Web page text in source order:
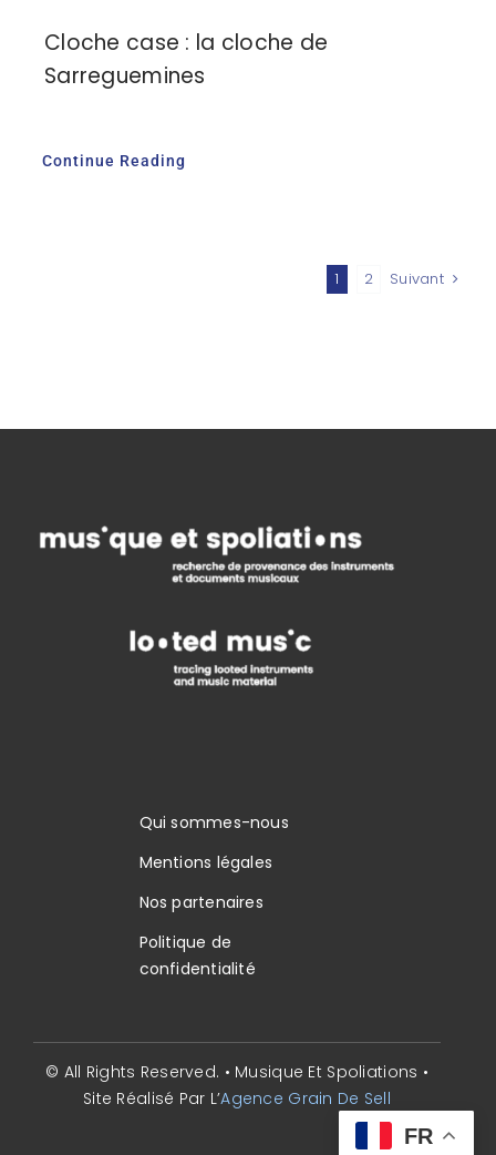
Cloche case : la cloche de
Sarreguemines
Continue Reading
1 2 Suivant
Qui sommes-nous
Mentions légales
Nos partenaires
Politique de
confidentialité
© All Rights Reserved. • Musique Et Spoliations •
Site Réalisé Par L’Agence Grain De Sell
FR